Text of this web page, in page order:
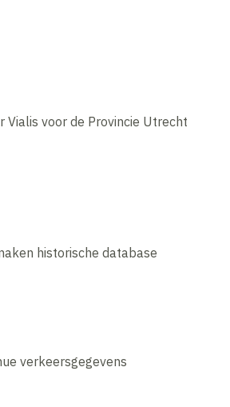
Vialis voor de Provincie Utrecht
historische database
verkeersgegevens